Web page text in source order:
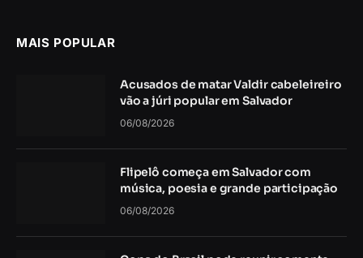
MAIS POPULAR
Acusados de matar Valdir cabeleireiro
vão a júri popular em Salvador
06/08/2026
Flipelô começa em Salvador com
música, poesia e grande participação
06/08/2026